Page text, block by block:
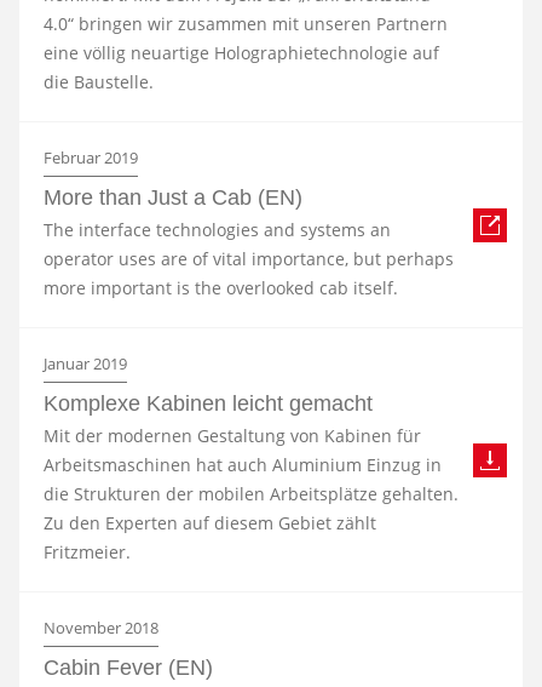
4.0“ bringen wir zusammen mit unseren Partnern
eine völlig neuartige Holographietechnologie auf
die Baustelle.
Februar 2019
More than Just a Cab (EN)
The interface technologies and systems an
operator uses are of vital importance, but perhaps
more important is the overlooked cab itself.
Januar 2019
Komplexe Kabinen leicht gemacht
Mit der modernen Gestaltung von Kabinen für
Arbeitsmaschinen hat auch Aluminium Einzug in
die Strukturen der mobilen Arbeitsplätze gehalten.
Zu den Experten auf diesem Gebiet zählt
Fritzmeier.
November 2018
Cabin Fever (EN)